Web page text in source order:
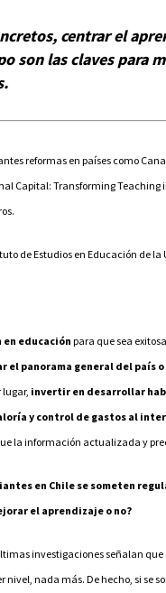
centrar el
son las claves para
reformas en países como
Capital: Transforming Teaching
de Estudios en Educación de
educaciónpara que sea
el panorama general del país
lugar, invertir en desarrollar
y control de gastos al
la información actualizada y
en Chile se someten
el aprendizaje o no?
investigaciones señalan
nada más. De hecho, si se